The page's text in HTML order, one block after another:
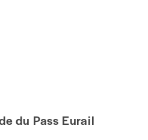
du Pass Eurail